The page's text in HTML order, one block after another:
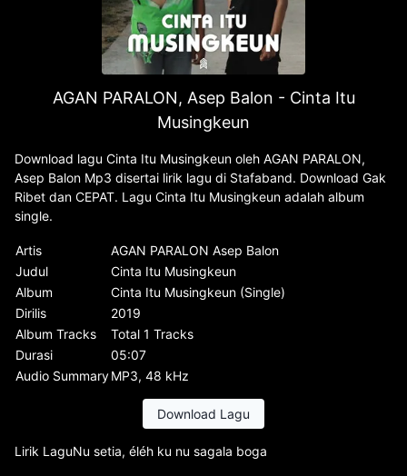
AGAN PARALON, Asep Balon - Cinta Itu
Musingkeun
Download lagu Cinta Itu Musingkeun oleh AGAN PARALON,
Asep Balon Mp3 disertai lirik lagu di Stafaband. Download Gak
Ribet dan CEPAT. Lagu Cinta Itu Musingkeun adalah album
single.
Artis
AGAN PARALON Asep Balon
Judul
Cinta Itu Musingkeun
Album
Cinta Itu Musingkeun (Single)
Dirilis
2019
Album Tracks
Total 1 Tracks
Durasi
05:07
Audio SummaryMP3, 48 kHz
Download Lagu
Lirik LaguNu setia, éléh ku nu sagala boga